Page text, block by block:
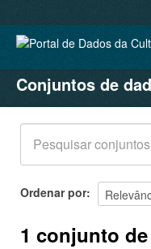
CONJUNTOS DE
ORGANIZAÇÕES
GRUPOS
SOBRE
Conjuntos de
Ordenar por
1 conjunto